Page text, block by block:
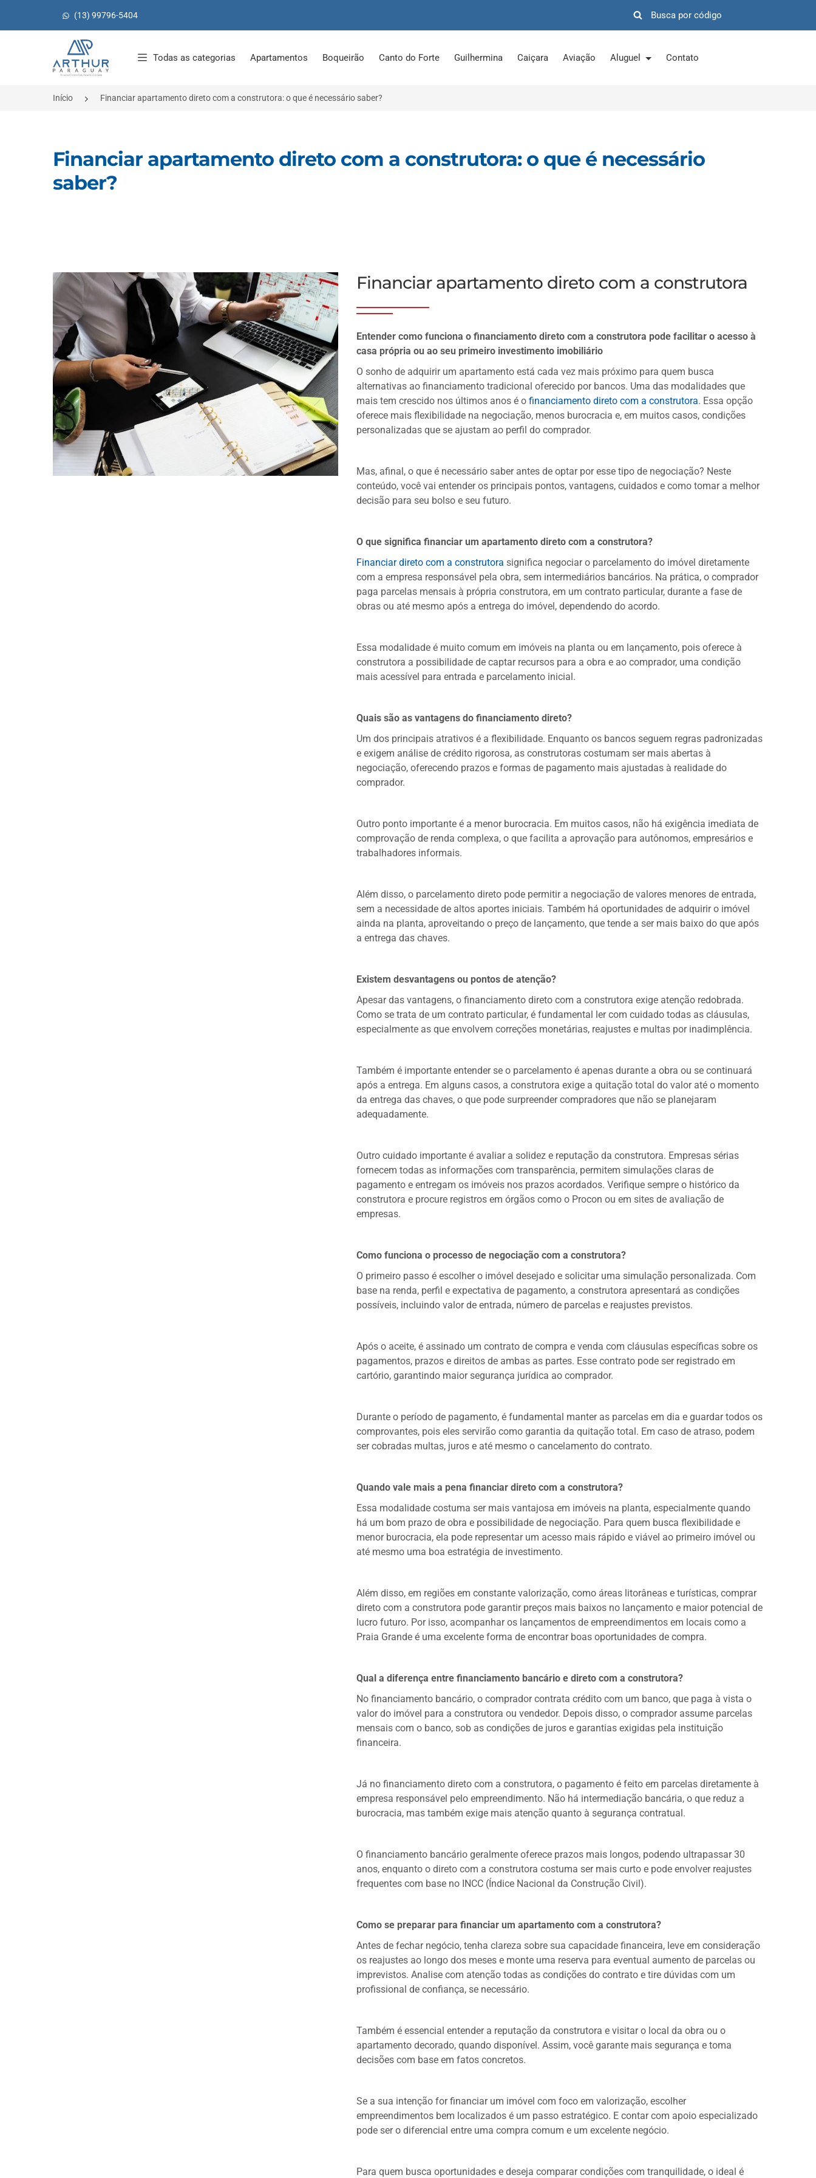
(13) 99796-5404
Página inicial
Todas as categorias Apartamentos Boqueirão Canto do Forte Guilhermina Caiçara Aviação Aluguel Contato
Início Financiar apartamento direto com a construtora: o que é necessário saber?
Financiar apartamento direto com a construtora: o que é necessário
saber?
Financiar apartamento direto com a construtora
Entender como funciona o financiamento direto com a construtora pode facilitar o acesso à
casa própria ou ao seu primeiro investimento imobiliário
O sonho de adquirir um apartamento está cada vez mais próximo para quem busca
alternativas ao financiamento tradicional oferecido por bancos. Uma das modalidades que
mais tem crescido nos últimos anos é o financiamento direto com a construtora. Essa opção
oferece mais flexibilidade na negociação, menos burocracia e, em muitos casos, condições
personalizadas que se ajustam ao perfil do comprador.
Mas, afinal, o que é necessário saber antes de optar por esse tipo de negociação? Neste
conteúdo, você vai entender os principais pontos, vantagens, cuidados e como tomar a melhor
decisão para seu bolso e seu futuro.
O que significa financiar um apartamento direto com a construtora?
Financiar direto com a construtora significa negociar o parcelamento do imóvel diretamente
com a empresa responsável pela obra, sem intermediários bancários. Na prática, o comprador
paga parcelas mensais à própria construtora, em um contrato particular, durante a fase de
obras ou até mesmo após a entrega do imóvel, dependendo do acordo.
Essa modalidade é muito comum em imóveis na planta ou em lançamento, pois oferece à
construtora a possibilidade de captar recursos para a obra e ao comprador, uma condição
mais acessível para entrada e parcelamento inicial.
Quais são as vantagens do financiamento direto?
Um dos principais atrativos é a flexibilidade. Enquanto os bancos seguem regras padronizadas
e exigem análise de crédito rigorosa, as construtoras costumam ser mais abertas à
negociação, oferecendo prazos e formas de pagamento mais ajustadas à realidade do
comprador.
Outro ponto importante é a menor burocracia. Em muitos casos, não há exigência imediata de
comprovação de renda complexa, o que facilita a aprovação para autônomos, empresários e
trabalhadores informais.
Além disso, o parcelamento direto pode permitir a negociação de valores menores de entrada,
sem a necessidade de altos aportes iniciais. Também há oportunidades de adquirir o imóvel
ainda na planta, aproveitando o preço de lançamento, que tende a ser mais baixo do que após
a entrega das chaves.
Existem desvantagens ou pontos de atenção?
Apesar das vantagens, o financiamento direto com a construtora exige atenção redobrada.
Como se trata de um contrato particular, é fundamental ler com cuidado todas as cláusulas,
especialmente as que envolvem correções monetárias, reajustes e multas por inadimplência.
Também é importante entender se o parcelamento é apenas durante a obra ou se continuará
após a entrega. Em alguns casos, a construtora exige a quitação total do valor até o momento
da entrega das chaves, o que pode surpreender compradores que não se planejaram
adequadamente.
Outro cuidado importante é avaliar a solidez e reputação da construtora. Empresas sérias
fornecem todas as informações com transparência, permitem simulações claras de
pagamento e entregam os imóveis nos prazos acordados. Verifique sempre o histórico da
construtora e procure registros em órgãos como o Procon ou em sites de avaliação de
empresas.
Como funciona o processo de negociação com a construtora?
O primeiro passo é escolher o imóvel desejado e solicitar uma simulação personalizada. Com
base na renda, perfil e expectativa de pagamento, a construtora apresentará as condições
possíveis, incluindo valor de entrada, número de parcelas e reajustes previstos.
Após o aceite, é assinado um contrato de compra e venda com cláusulas específicas sobre os
pagamentos, prazos e direitos de ambas as partes. Esse contrato pode ser registrado em
cartório, garantindo maior segurança jurídica ao comprador.
Durante o período de pagamento, é fundamental manter as parcelas em dia e guardar todos os
comprovantes, pois eles servirão como garantia da quitação total. Em caso de atraso, podem
ser cobradas multas, juros e até mesmo o cancelamento do contrato.
Quando vale mais a pena financiar direto com a construtora?
Essa modalidade costuma ser mais vantajosa em imóveis na planta, especialmente quando
há um bom prazo de obra e possibilidade de negociação. Para quem busca flexibilidade e
menor burocracia, ela pode representar um acesso mais rápido e viável ao primeiro imóvel ou
até mesmo uma boa estratégia de investimento.
Além disso, em regiões em constante valorização, como áreas litorâneas e turísticas, comprar
direto com a construtora pode garantir preços mais baixos no lançamento e maior potencial de
lucro futuro. Por isso, acompanhar os lançamentos de empreendimentos em locais como a
Praia Grande é uma excelente forma de encontrar boas oportunidades de compra.
Qual a diferença entre financiamento bancário e direto com a construtora?
No financiamento bancário, o comprador contrata crédito com um banco, que paga à vista o
valor do imóvel para a construtora ou vendedor. Depois disso, o comprador assume parcelas
mensais com o banco, sob as condições de juros e garantias exigidas pela instituição
financeira.
Já no financiamento direto com a construtora, o pagamento é feito em parcelas diretamente à
empresa responsável pelo empreendimento. Não há intermediação bancária, o que reduz a
burocracia, mas também exige mais atenção quanto à segurança contratual.
O financiamento bancário geralmente oferece prazos mais longos, podendo ultrapassar 30
anos, enquanto o direto com a construtora costuma ser mais curto e pode envolver reajustes
frequentes com base no INCC (Índice Nacional da Construção Civil).
Como se preparar para financiar um apartamento com a construtora?
Antes de fechar negócio, tenha clareza sobre sua capacidade financeira, leve em consideração
os reajustes ao longo dos meses e monte uma reserva para eventual aumento de parcelas ou
imprevistos. Analise com atenção todas as condições do contrato e tire dúvidas com um
profissional de confiança, se necessário.
Também é essencial entender a reputação da construtora e visitar o local da obra ou o
apartamento decorado, quando disponível. Assim, você garante mais segurança e toma
decisões com base em fatos concretos.
Se a sua intenção for financiar um imóvel com foco em valorização, escolher
empreendimentos bem localizados é um passo estratégico. E contar com apoio especializado
pode ser o diferencial entre uma compra comum e um excelente negócio.
Para quem busca oportunidades e deseja comparar condições com tranquilidade, o ideal é